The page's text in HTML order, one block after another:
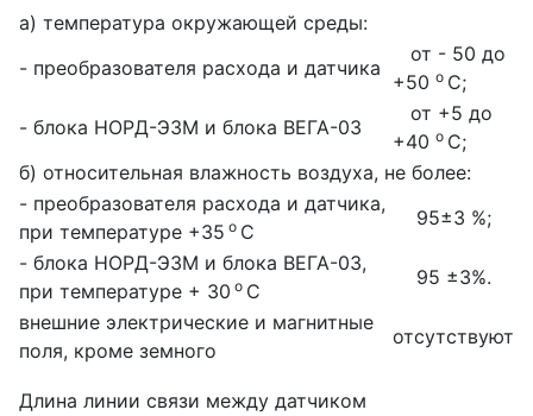
а) температура окружающей среды:
- преобразователя расхода и датчика
от - 50 до
+50 о С;
- блока НОРД-Э3М и блока ВЕГА-03
от +5 до
+40 о С;
б) относительная влажность воздуха, не более:
- преобразователя расхода и датчика,
при температуре +35 о С
95±3 %;
- блока НОРД-Э3М и блока ВЕГА-03,
при температуре + 30 о С
95 ±3%.
внешние электрические и магнитные
поля, кроме земного
отсутствуют
Длина линии связи между датчиком